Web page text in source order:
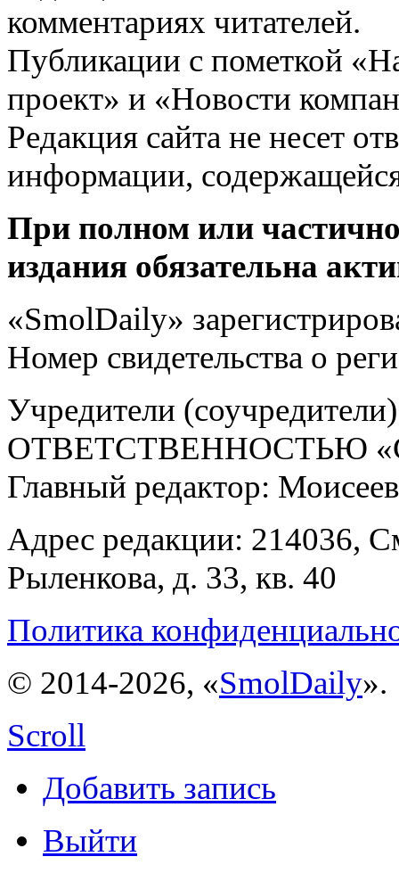
комментариях читателей.
Публикации с пометкой
проект» и «Новости
Редакция сайта не несет
информации,
При полном или
издания обязательна
«SmolDaily»
Номер свидетельства о
Учредители
ОТВЕТСТВЕННОСТЬЮ
Главный редактор:
Адрес редакции: 214036,
Рыленкова, д. 33, кв. 40
Политика
© 2014-2026, «SmolDaily».
Scroll
Добавить запись
Выйти